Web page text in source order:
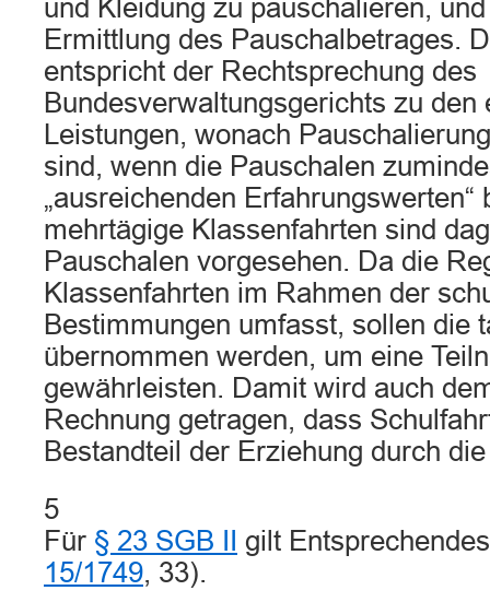
und Kleidung zu pauschalieren,
Ermittlung des Pauschalbetrages.
entspricht der Rechtsprechung des
Bundesverwaltungsgerichts zu den
Leistungen, wonach
sind, wenn die Pauschalen
„ausreichenden Erfahrungswerten“
mehrtägige Klassenfahrten sind
Pauschalen vorgesehen. Da die
Klassenfahrten im Rahmen der
Bestimmungen umfasst, sollen die
übernommen werden, um eine
gewährleisten. Damit wird auch
Rechnung getragen, dass
Bestandteil der Erziehung durch
5
Für § 23 SGB II
gilt
15/1749, 33).